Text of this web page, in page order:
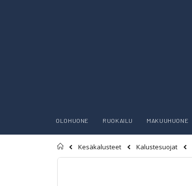
OLOHUONE RUOKAILU MAKUUHUONE
Etusivu
Kesäkalusteet Kalustesuojat
Skip